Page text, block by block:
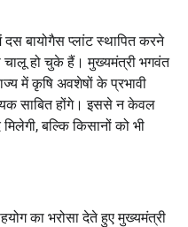
बायोगैस प्लांट स्थापित करने
चालू हो चुके हैं। मुख्यमंत्री भगवंत
में कृषि अवशेषों के प्रभावी
साबित होंगे। इससे न केवल
बल्कि किसानों को भी
का भरोसा देते हुए मुख्यमंत्री